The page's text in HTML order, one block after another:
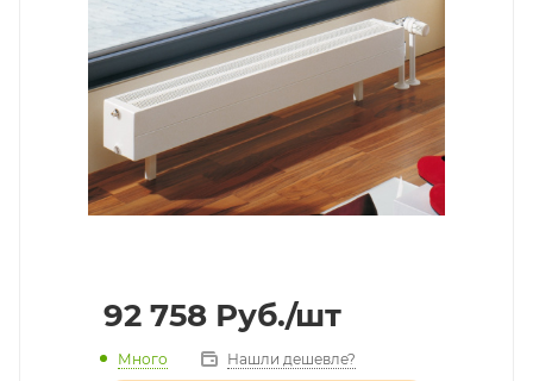
92 758 Руб./шт
Много Нашли дешевле?